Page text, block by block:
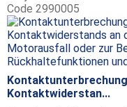
Code 2990005
Kontaktwiderstan...